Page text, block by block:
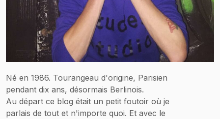
Né en 1986. Tourangeau d'origine, Parisien
pendant dix ans, désormais Berlinois.
Au départ ce blog était un petit foutoir où je
parlais de tout et n'importe quoi. Et avec le